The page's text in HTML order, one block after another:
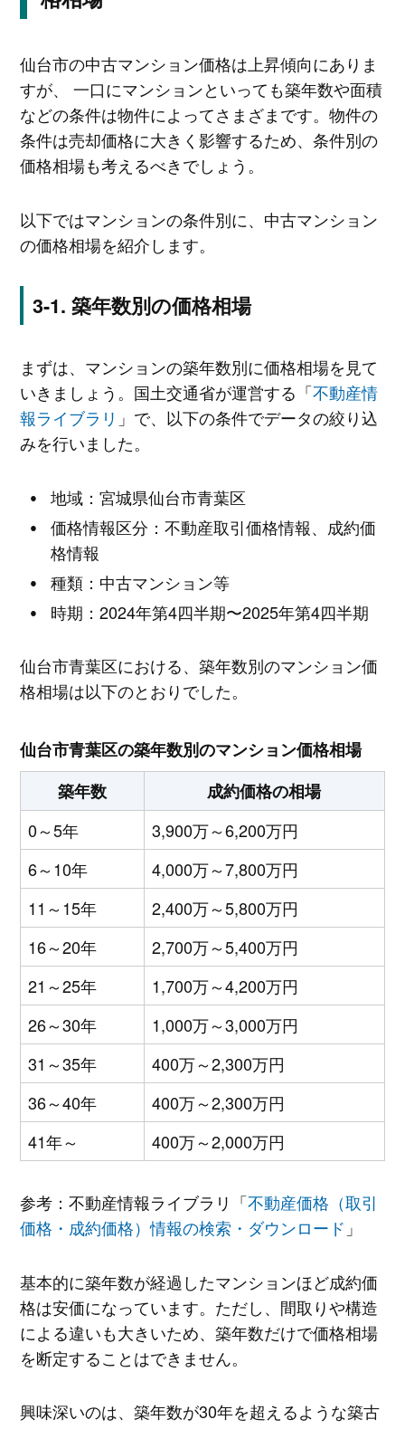
仙台市の中古マンション価格は上昇傾向にありま
すが、 一口にマンションといっても築年数や面積
などの条件は物件によってさまざまです。物件の
条件は売却価格に大きく影響するため、条件別の
価格相場も考えるべきでしょう。
以下ではマンションの条件別に、中古マンション
の価格相場を紹介します。
築年数別の価格相場
まずは、マンションの築年数別に価格相場を見て
いきましょう。国土交通省が運営する「不動産情
報ライブラリ 」で、以下の条件でデータの絞り込
みを行いました。
地域：宮城県仙台市青葉区
価格情報区分：不動産取引価格情報、成約価
格情報
種類：中古マンション等
時期：2024年第4四半期〜2025年第4四半期
仙台市青葉区における、築年数別のマンション価
格相場は以下のとおりでした。
仙台市青葉区の築年数別のマンション価格相場
築年数
成約価格の相場
0～5年
3,900万～6,200万円
6～10年
4,000万～7,800万円
11～15年
2,400万～5,800万円
16～20年
2,700万～5,400万円
21～25年
1,700万～4,200万円
26～30年
1,000万～3,000万円
31～35年
400万～2,300万円
36～40年
400万～2,300万円
41年～
400万～2,000万円
参考：不動産情報ライブラリ「不動産価格（取引
価格・成約価格）情報の検索・ダウンロード 」
基本的に築年数が経過したマンションほど成約価
格は安価になっています。ただし、間取りや構造
による違いも大きいため、築年数だけで価格相場
を断定することはできません。
興味深いのは、築年数が30年を超えるような築古